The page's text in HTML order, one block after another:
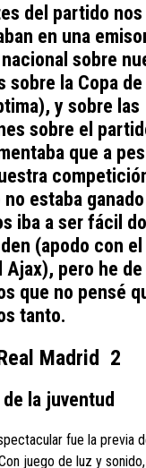
del partido nos
en una
sobre
sobre la Copa de
y sobre las
sobre el
que a
estaba
iba a ser fácil
(apodo con
Ajax), pero he de
que no pensé
tanto.
Madrid 2
la juventud
fue la previa
juego de luz y